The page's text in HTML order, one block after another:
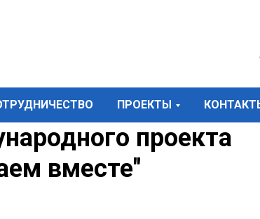
ПРОЕКТЫ
проекта
вместе"